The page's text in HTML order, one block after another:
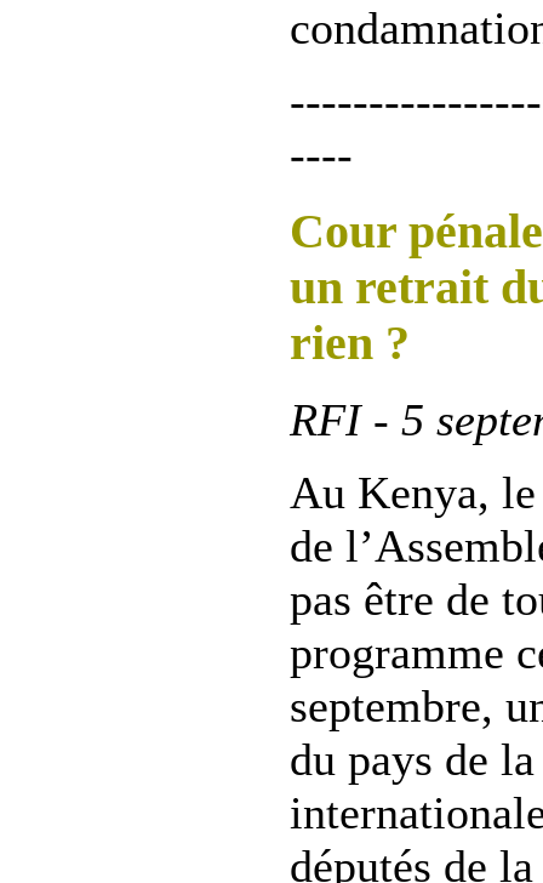
----
Cour
un retrait
rien ?
RFI - 5
Au Kenya, le
de
pas être de
programme
septembre,
du pays de
députés de